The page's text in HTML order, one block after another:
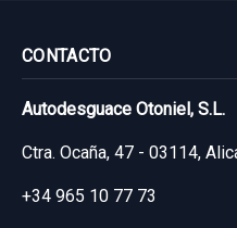
FORD FIESTA (CCN)
Garantía 1 año
Ref:662873
60,00 €
CONTACTO
Autodesguace Otoniel, S.L.
Ctra. Ocaña, 47 - 03114,
+34 965 10 77 73